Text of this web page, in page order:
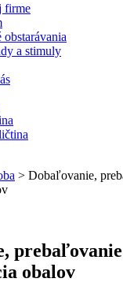
firme
obstarávania
a stimuly
> Dobaľovanie,
obalov